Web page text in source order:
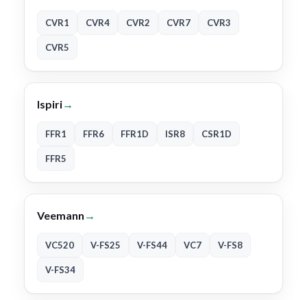
CVR1 CVR4 CVR2 CVR7 CVR3
CVR5
Ispiri→
FFR1 FFR6 FFR1D ISR8 CSR1D
FFR5
Veemann →
VC520 V-FS25 V-FS44 VC7 V-FS8
V-FS34